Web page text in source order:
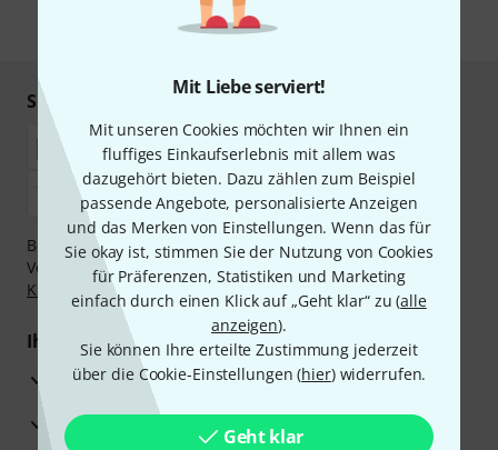
Mit Liebe serviert!
Mit unseren Cookies möchten wir Ihnen ein
fluffiges Einkaufserlebnis mit allem was
dazugehört bieten. Dazu zählen zum Beispiel
passende Angebote, personalisierte Anzeigen
und das Merken von Einstellungen. Wenn das für
Sie okay ist, stimmen Sie der Nutzung von Cookies
für Präferenzen, Statistiken und Marketing
einfach durch einen Klick auf „Geht klar“ zu (alle
anzeigen).
Sie können Ihre erteilte Zustimmung jederzeit
über die Cookie-Einstellungen (hier) widerrufen.
Geht klar
* Pflichtfeld
Sicher einkaufen & bezahlen
Bezahlen Sie vertraulich und sicher per Nachnahme,
Vorkasse, PayPal, Amazon Pay, Klarna Sofort bezahlen
Klarna Ratenzahlungoder Kreditkarte.
Ihre Vorteile
3 Jahre Thomann Garantie
30 Tage Money-Back-Garantie